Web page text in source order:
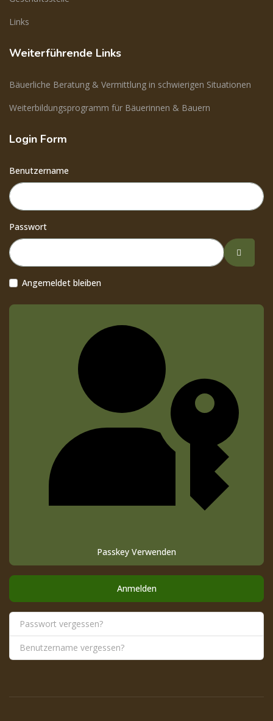
Links
Weiterführende Links
Bäuerliche Beratung & Vermittlung in schwierigen Situationen
Weiterbildungsprogramm für Bäuerinnen & Bauern
Login Form
Benutzername
Passwort
Angemeldet bleiben
Passkey Verwenden
Anmelden
Passwort vergessen?
Benutzername vergessen?